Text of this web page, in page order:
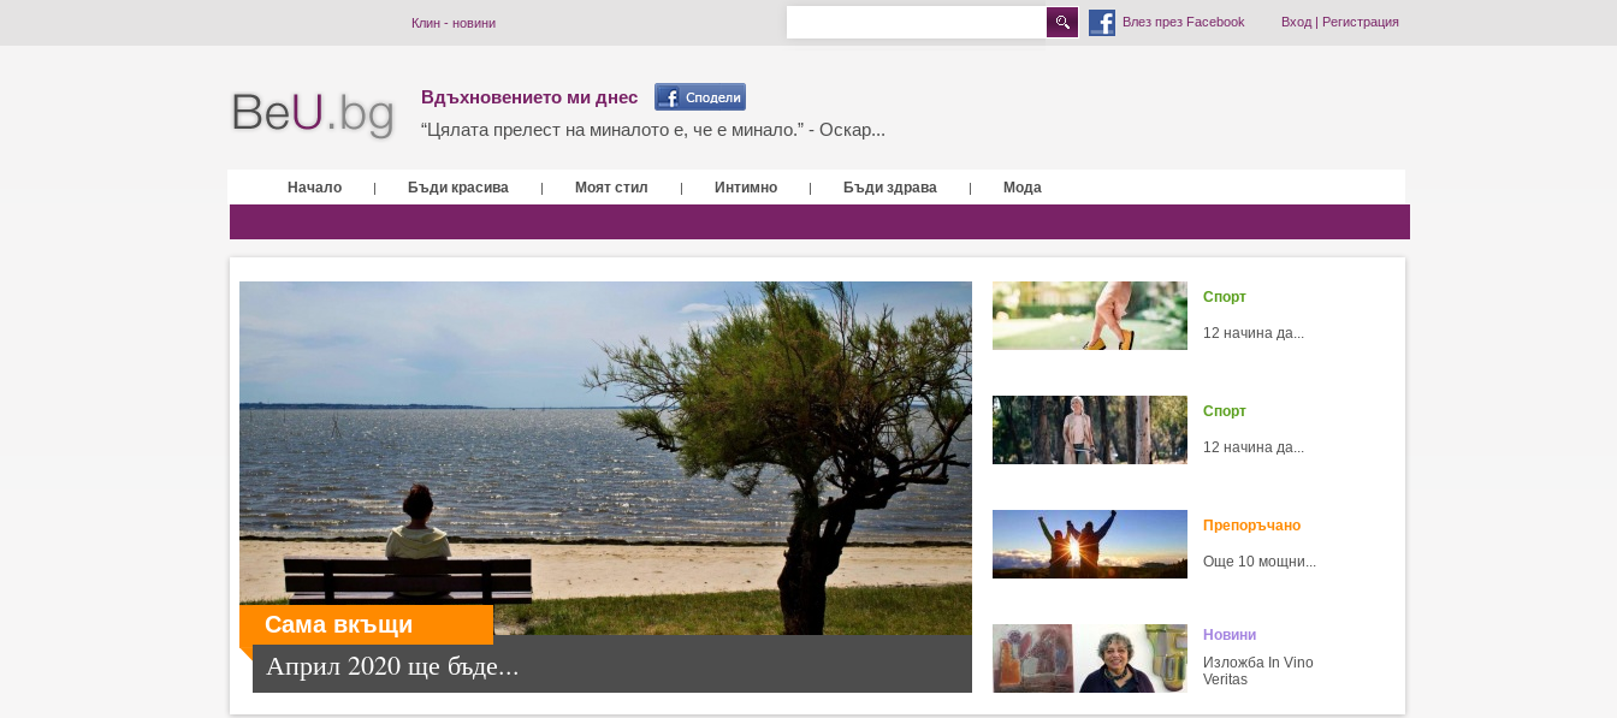
Клин - новини Влез през Facebook Вход| Регистрация
Вдъхновението ми днес
“Цялата прелест на миналото е, че е минало.” - Оскар...
Начало | Бъди красива | Моят стил | Интимно | Бъди здрава | Мода
Сама вкъщи
Април 2020 ще бъде...
Спорт
12 начина да...
Спорт
12 начина да...
Препоръчано
Още 10 мощни...
Новини
Изложба In Vino
Veritas